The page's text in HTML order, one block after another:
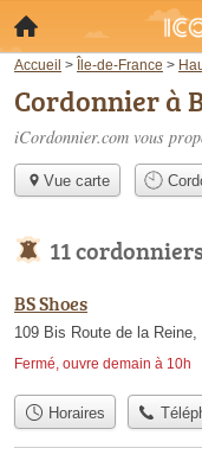
Accueil > Île-de-France >
Cordonnier à
iCordonnier.com vous
Vue carte
11
BS Shoes
109 Bis Route de la
Fermé, ouvre demain à 10h
Horaires